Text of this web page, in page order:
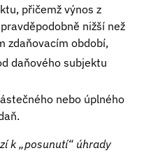
přičemž výnos z
nižší než
zdaňovacím období,
daňového subjektu
nebo úplného
k „posunutí“ úhrady